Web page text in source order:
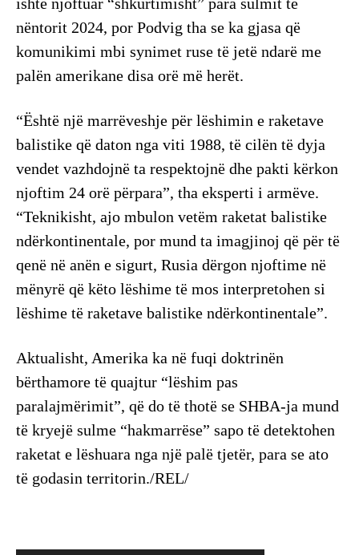
nëntorit 2024, por Podvig tha se ka gjasa që
komunikimi mbi synimet ruse të jetë ndarë me
palën amerikane disa orë më herët.
“Është një marrëveshje për lëshimin e raketave
balistike që daton nga viti 1988, të cilën të dyja
vendet vazhdojnë ta respektojnë dhe pakti kërkon
njoftim 24 orë përpara”, tha eksperti i armëve.
“Teknikisht, ajo mbulon vetëm raketat balistike
ndërkontinentale, por mund ta imagjinoj që për të
qenë në anën e sigurt, Rusia dërgon njoftime në
mënyrë që këto lëshime të mos interpretohen si
lëshime të raketave balistike ndërkontinentale”.
Aktualisht, Amerika ka në fuqi doktrinën
bërthamore të quajtur “lëshim pas
paralajmërimit”, që do të thotë se SHBA-ja mund
të kryejë sulme “hakmarrëse” sapo të detektohen
raketat e lëshuara nga një palë tjetër, para se ato
të godasin territorin./REL/